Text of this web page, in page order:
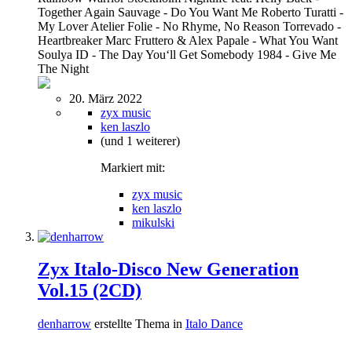
Together Again Sauvage - Do You Want Me Roberto Turatti -
My Lover Atelier Folie - No Rhyme, No Reason Torrevado -
Heartbreaker Marc Fruttero & Alex Papale - What You Want
Soulya ID - The Day You‘ll Get Somebody 1984 - Give Me
The Night
20. März 2022
zyx music
ken laszlo
(und 1 weiterer)
Markiert mit:
zyx music
ken laszlo
mikulski
Zyx Italo-Disco New Generation
Vol.15 (2CD)
denharrow erstellte Thema in Italo Dance